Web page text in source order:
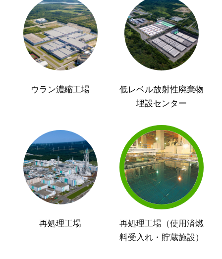
ウラン濃縮工場
低レベル放射性廃棄物
埋設センター
再処理工場
再処理工場（使用済燃
料受入れ・貯蔵施設）